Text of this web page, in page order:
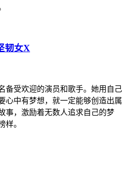
韧女X
备受欢迎的演员和歌手。她用自己
心中有梦想，就一定能够创造出属
事，激励着无数人追求自己的梦
样。